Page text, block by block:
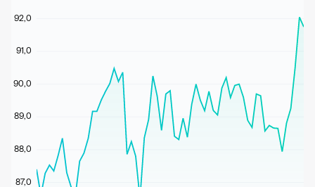
87,0
88,0
89,0
90,0
91,0
92,0